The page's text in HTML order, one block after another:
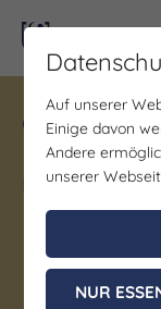
Gewinne
Unstrut!
möglich.
Auf unserer
Einige davon
Andere
unserer
NUR